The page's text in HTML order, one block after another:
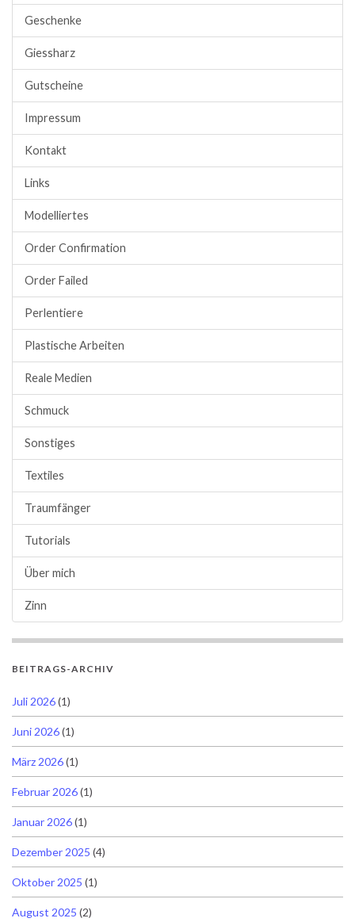
Geschenke
Giessharz
Gutscheine
Impressum
Kontakt
Links
Modelliertes
Order Confirmation
Order Failed
Perlentiere
Plastische Arbeiten
Reale Medien
Schmuck
Sonstiges
Textiles
Traumfänger
Tutorials
Über mich
Zinn
BEITRAGS-ARCHIV
Juli 2026(1)
Juni 2026(1)
März 2026(1)
Februar 2026(1)
Januar 2026(1)
Dezember 2025 (4)
Oktober 2025 (1)
August 2025 (2)